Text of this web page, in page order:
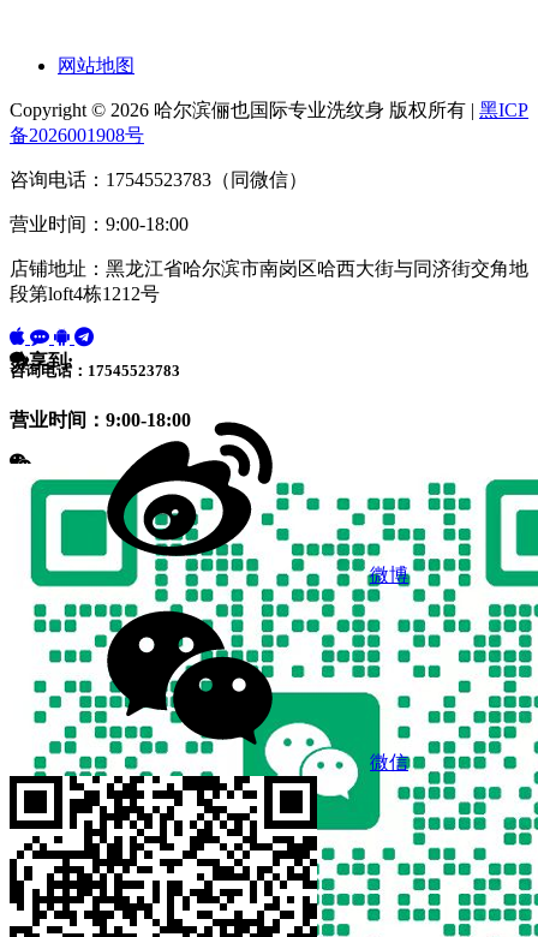
网站地图
Copyright © 2026 哈尔滨俪也国际专业洗纹身 版权所有 | 黑ICP
备2026001908号
咨询电话：17545523783（同微信）
营业时间：9:00-18:00
店铺地址：黑龙江省哈尔滨市南岗区哈西大街与同济街交角地
段第loft4栋1212号
咨询电话：17545523783
营业时间：9:00-18:00
分享到:
微博
微信